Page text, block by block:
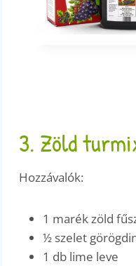
3. Zöld
Hozzávalók:
1 marék zöld
½ szelet
1 db lime leve